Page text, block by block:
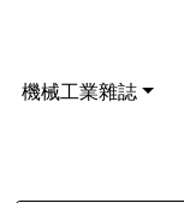
機械工業雜誌